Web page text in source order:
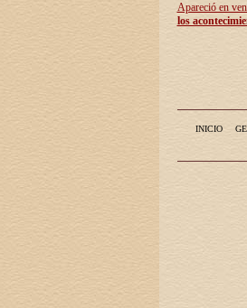
Apareció en
los
INICIO